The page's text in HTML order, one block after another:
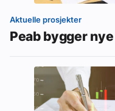
Aktuelle prosjekter
Peab bygger